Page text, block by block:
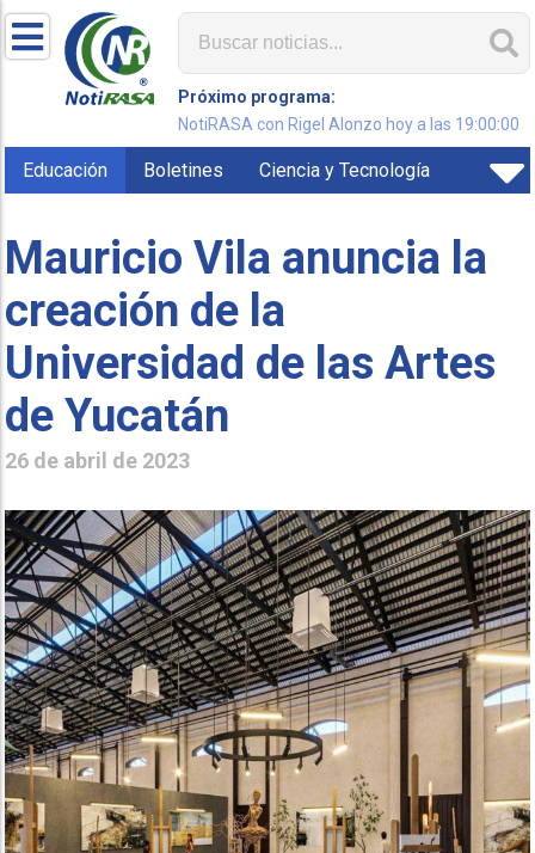
Próximo programa:
NotiRASA con Rigel Alonzo hoy a las 19:00:00
Educación Boletines Ciencia y Tecnología
Mauricio Vila anuncia la
creación de la
Universidad de las Artes
de Yucatán
26 de abril de 2023